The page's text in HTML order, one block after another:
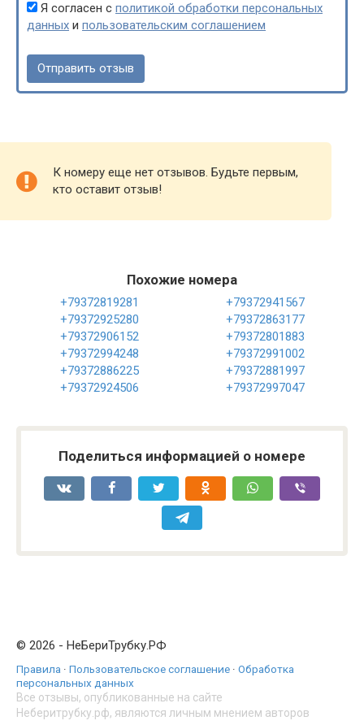
Я согласен с политикой обработки персональных
данных и пользовательским соглашением
К номеру еще нет отзывов. Будьте первым,
кто оставит отзыв!
Похожие номера
+79372819281
+79372941567
+79372925280
+79372863177
+79372906152
+79372801883
+79372994248
+79372991002
+79372886225
+79372881997
+79372924506
+79372997047
Поделиться информацией о номере
© 2026 - НеБериТрубку.РФ
Правила · Пользовательское соглашение · Обработка
персональных данных
Все отзывы, опубликованные на сайте
Неберитрубку.рф, являются личным мнением авторов